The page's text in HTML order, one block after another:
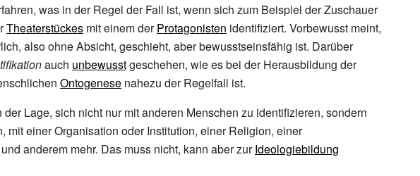
was in der Regel der Fall ist, wenn sich zum Beispiel der Zuschauer
Theaterstückes mit einem derProtagonisten identifiziert. Vorbewusst meint,
also ohne Absicht, geschieht, aber bewusstseinsfähig ist. Darüber
auch unbewusstgeschehen, wie es bei der Herausbildung der
Ontogenese nahezu der Regelfall ist.
der Lage, sich nicht nur mit anderen Menschen zu identifizieren, sondern
mit einer Organisation oder Institution, einer Religion, einer
und anderem mehr. Das muss nicht, kann aber zurIdeologiebildung